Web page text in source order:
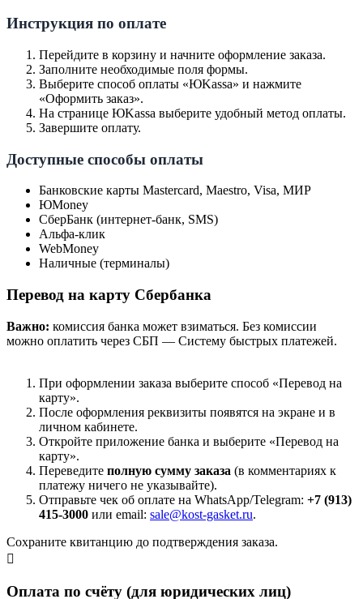
Инструкция по оплате
Перейдите в корзину и начните оформление заказа.
Заполните необходимые поля формы.
Выберите способ оплаты «ЮKassa» и нажмите
«Оформить заказ».
На странице ЮKassa выберите удобный метод оплаты.
Завершите оплату.
Доступные способы оплаты
Банковские карты Mastercard, Maestro, Visa, МИР
ЮMoney
СберБанк (интернет-банк, SMS)
Альфа-клик
WebMoney
Наличные (терминалы)
Перевод на карту Сбербанка
Важно: комиссия банка может взиматься. Без комиссии
можно оплатить через СБП — Систему быстрых платежей.
При оформлении заказа выберите способ «Перевод на
карту».
После оформления реквизиты появятся на экране и в
личном кабинете.
Откройте приложение банка и выберите «Перевод на
карту».
Переведите полную сумму заказа (в комментариях к
платежу ничего не указывайте).
Отправьте чек об оплате на WhatsApp/Telegram: +7 (913)
415-3000 или email: sale@kost-gasket.ru.
Сохраните квитанцию до подтверждения заказа.
Оплата по счёту (для юридических лиц)